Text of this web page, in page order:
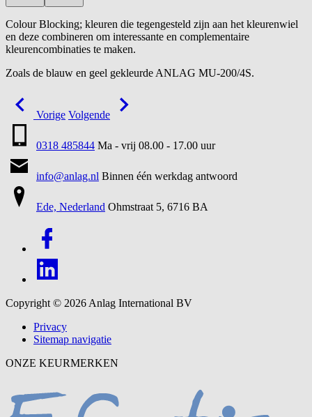
Colour Blocking; kleuren die tegengesteld zijn aan het kleurenwiel
en deze combineren om interessante en complementaire
kleurencombinaties te maken.
Zoals de blauw en geel gekleurde ANLAG MU-200/4S.
Vorige Volgende
0318 485844 Ma - vrij 08.00 - 17.00 uur
info@anlag.nl Binnen één werkdag antwoord
Ede, Nederland Ohmstraat 5, 6716 BA
Copyright © 2026 Anlag International BV
Privacy
Sitemap navigatie
ONZE KEURMERKEN